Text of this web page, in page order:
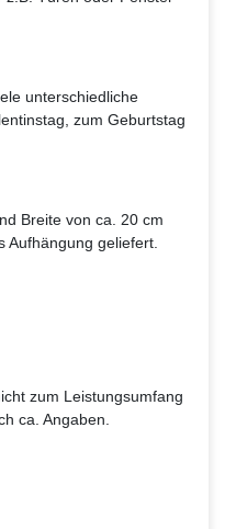
unterschiedliche
zum Geburtstag
Breite von ca. 20 cm
Aufhängung geliefert.
zum Leistungsumfang
ca. Angaben.